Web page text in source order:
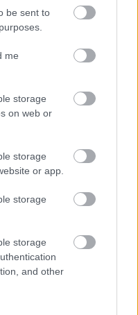
be sent to
me
storage
on web or
storage
or app.
storage
storage
and other
ellenére, hogy
oldották meg és
traktusból az első
forgatjuk,
ha a kereket
De egyrészt a
is a fogaskereket
mozgatjuk, nem a
fordítva is
meg egyenesen
viszi a pálmát a
kiváló, de hát